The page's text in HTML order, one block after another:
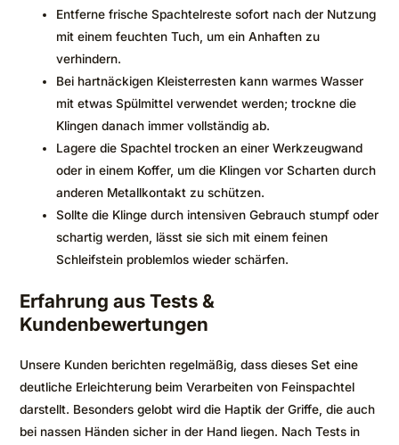
Entferne frische Spachtelreste sofort nach der Nutzung
mit einem feuchten Tuch, um ein Anhaften zu
verhindern.
Bei hartnäckigen Kleisterresten kann warmes Wasser
mit etwas Spülmittel verwendet werden; trockne die
Klingen danach immer vollständig ab.
Lagere die Spachtel trocken an einer Werkzeugwand
oder in einem Koffer, um die Klingen vor Scharten durch
anderen Metallkontakt zu schützen.
Sollte die Klinge durch intensiven Gebrauch stumpf oder
schartig werden, lässt sie sich mit einem feinen
Schleifstein problemlos wieder schärfen.
Erfahrung aus Tests &
Kundenbewertungen
Unsere Kunden berichten regelmäßig, dass dieses Set eine
deutliche Erleichterung beim Verarbeiten von Feinspachtel
darstellt. Besonders gelobt wird die Haptik der Griffe, die auch
bei nassen Händen sicher in der Hand liegen. Nach Tests in